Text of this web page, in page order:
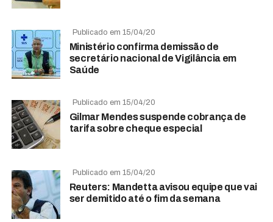
Publicado em 15/04/20
Ministério confirma demissão de
secretário nacional de Vigilância em
Saúde
Publicado em 15/04/20
Gilmar Mendes suspende cobrança de
tarifa sobre cheque especial
Publicado em 15/04/20
Reuters: Mandetta avisou equipe que vai
ser demitido até o fim da semana